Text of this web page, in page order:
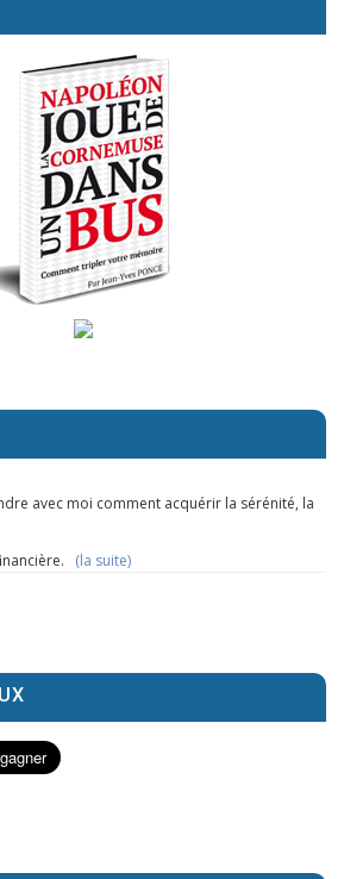
avec moi comment acquérir la sérénité, la
(la suite)